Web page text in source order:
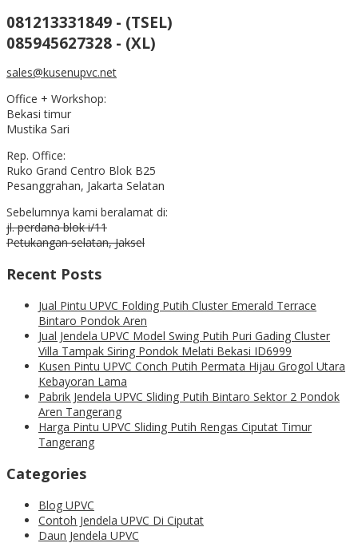
081213331849 - (TSEL)
085945627328 - (XL)
sales@kusenupvc.net
Office + Workshop:
Bekasi timur
Mustika Sari
Rep. Office:
Ruko Grand Centro Blok B25
Pesanggrahan, Jakarta Selatan
Sebelumnya kami beralamat di:
jl. perdana blok i/11
Petukangan selatan, Jaksel
Recent Posts
Jual Pintu UPVC Folding Putih Cluster Emerald Terrace
Bintaro Pondok Aren
Jual Jendela UPVC Model Swing Putih Puri Gading Cluster
Villa Tampak Siring Pondok Melati Bekasi ID6999
Kusen Pintu UPVC Conch Putih Permata Hijau Grogol Utara
Kebayoran Lama
Pabrik Jendela UPVC Sliding Putih Bintaro Sektor 2 Pondok
Aren Tangerang
Harga Pintu UPVC Sliding Putih Rengas Ciputat Timur
Tangerang
Categories
Blog UPVC
Contoh Jendela UPVC Di Ciputat
Daun Jendela UPVC